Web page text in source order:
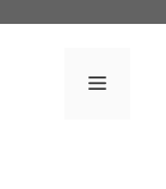
Menu